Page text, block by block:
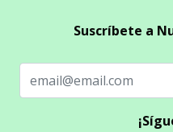
Suscríbete a